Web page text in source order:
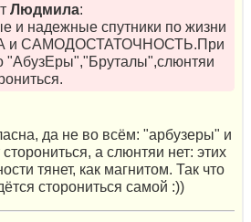
Людмила:
и надежные спутники по жизни
и САМОДОСТАТОЧНОСТЬ.При
"АбузЕры","Бруталы",слюнтяи
да не во всём: "арбузеры" и
а слюнтяи нет: этих
тянет, как магнитом. Так что
сторониться самой :))